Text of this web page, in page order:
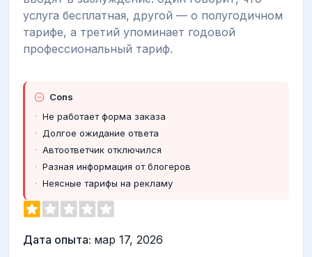
услуга бесплатная, другой — о полугодичном
тарифе, а третий упоминает годовой
профессиональный тариф.
Cons
Не работает форма заказа
Долгое ожидание ответа
Автоответчик отключился
Разная информация от блогеров
Неясные тарифы на рекламу
Дата опыта: мар 17, 2026